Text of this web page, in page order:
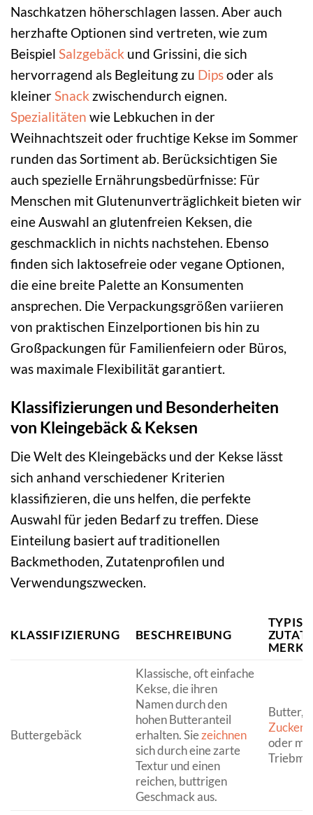
Naschkatzen höherschlagen lassen. Aber auch
herzhafte Optionen sind vertreten, wie zum
Beispiel Salzgebäck und Grissini, die sich
hervorragend als Begleitung zu Dipsoder als
kleinerSnack zwischendurch eignen.
Spezialitäten wie Lebkuchen in der
Weihnachtszeit oder fruchtige Kekse im Sommer
runden das Sortiment ab. Berücksichtigen Sie
auch spezielle Ernährungsbedürfnisse: Für
Menschen mit Glutenunverträglichkeit bieten wir
eine Auswahl an glutenfreien Keksen, die
geschmacklich in nichts nachstehen. Ebenso
finden sich laktosefreie oder vegane Optionen,
die eine breite Palette an Konsumenten
ansprechen. Die Verpackungsgrößen variieren
von praktischen Einzelportionen bis hin zu
Großpackungen für Familienfeiern oder Büros,
was maximale Flexibilität garantiert.
Klassifizierungen und Besonderheiten
von Kleingebäck & Keksen
Die Welt des Kleingebäcks und der Kekse lässt
sich anhand verschiedener Kriterien
klassifizieren, die uns helfen, die perfekte
Auswahl für jeden Bedarf zu treffen. Diese
Einteilung basiert auf traditionellen
Backmethoden, Zutatenprofilen und
Verwendungszwecken.
KLASSIFIZIERUNG BESCHREIBUNG
Buttergebäck
Klassische, oft einfache
Kekse, die ihren
Namen durch den
hohen Butteranteil
erhalten. Siezeichnen
sich durch eine zarte
Textur und einen
reichen, buttrigen
Geschmack aus.
Butter,
Zucker
oder